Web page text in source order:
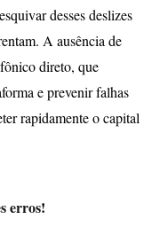
desses deslizes
A ausência de
direto, que
e prevenir falhas
rapidamente o capital
erros!